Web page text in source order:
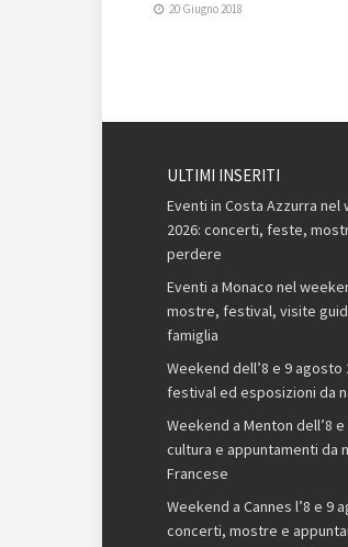
20 Giugno 2018
ULTIMI INSERITI
Eventi in Costa Azzurra
2026: concerti, feste,
perdere
Eventi a Monaco nel
mostre, festival, visite
famiglia
Weekend dell’8 e 9 agosto
festival ed esposizioni da
Weekend a Menton dell’8
cultura e appuntamenti da
Francese
Weekend a Cannes l’8 e 9
concerti, mostre e